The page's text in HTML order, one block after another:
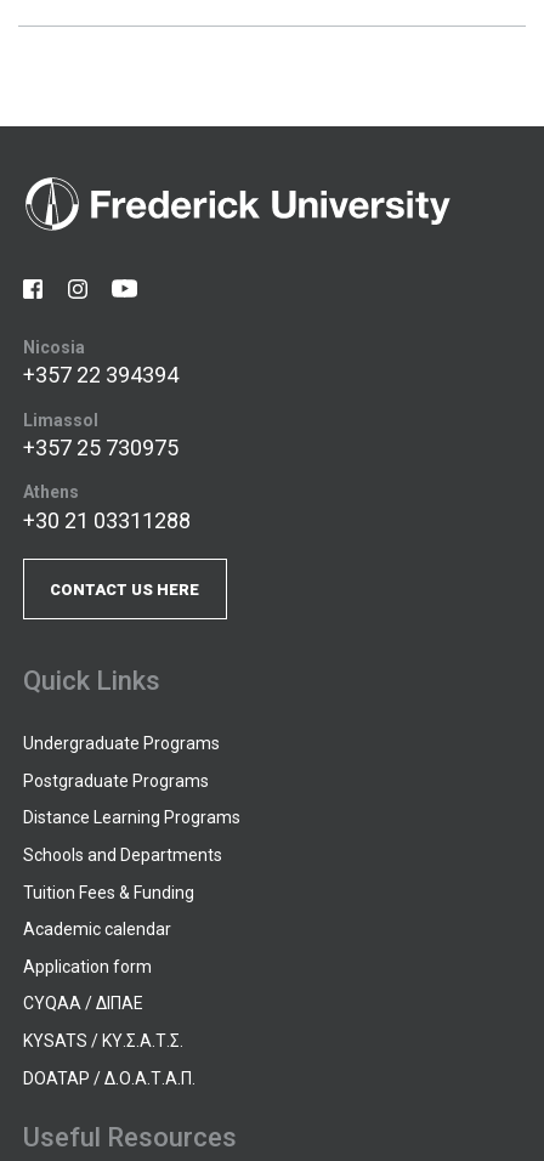
Nicosia
+357 22 394394
Limassol
+357 25 730975
Athens
+30 21 03311288
CONTACT US HERE
Quick Links
Undergraduate Programs
Postgraduate Programs
Distance Learning Programs
Schools and Departments
Tuition Fees & Funding
Academic calendar
Application form
CYQAA / ΔΙΠΑΕ
KYSATS / ΚΥ.Σ.Α.Τ.Σ.
DOATAP / Δ.Ο.Α.Τ.Α.Π.
Useful Resources